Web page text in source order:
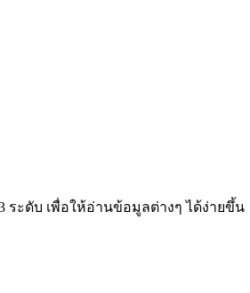
ระดับ เพื่อให้อ่านข้อมูลต่างๆ ได้ง่ายขึ้น